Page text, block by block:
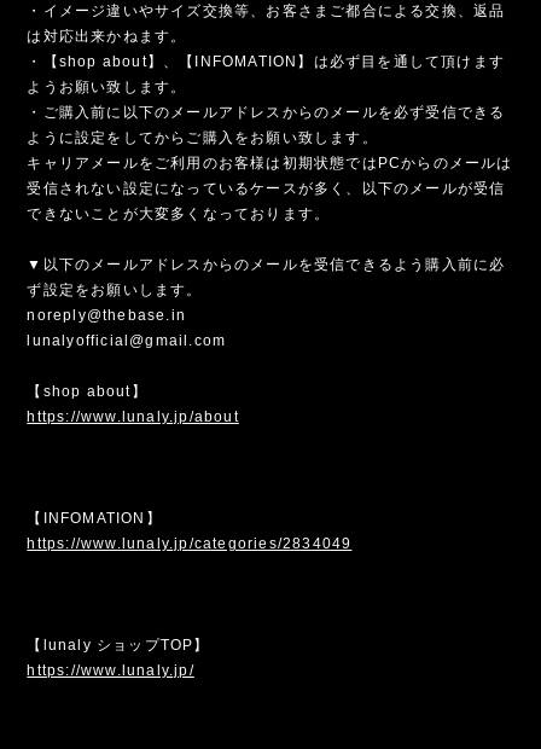
・イメージ違いやサイズ交換等、お客さまご都合による交換、返品
は対応出来かねます。
・【shop about】、【INFOMATION】は必ず目を通して頂けます
ようお願い致します。
・ご購入前に以下のメールアドレスからのメールを必ず受信できる
ように設定をしてからご購入をお願い致します。
キャリアメールをご利用のお客様は初期状態ではPCからのメールは
受信されない設定になっているケースが多く、以下のメールが受信
できないことが大変多くなっております。
▼以下のメールアドレスからのメールを受信できるよう購入前に必
ず設定をお願いします。
noreply@thebase.in
lunalyofficial@gmail.com
【shop about】
https://www.lunaly.jp/about
【INFOMATION】
https://www.lunaly.jp/categories/2834049
【lunaly ショップTOP】
https://www.lunaly.jp/